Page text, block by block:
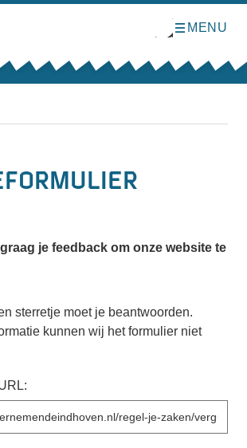
O
n
MENU
je feedback om onze website te
sterretje moet je beantwoorden.
kunnen wij het formulier niet